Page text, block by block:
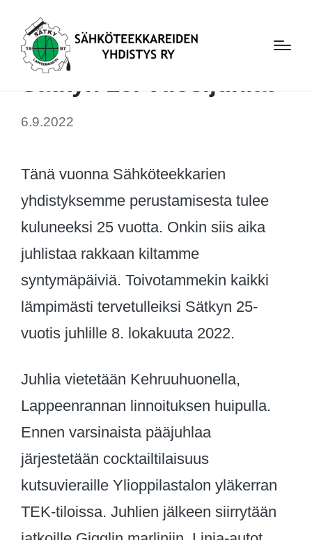
Sätkyn 25. vuosijuhlat
6.9.2022
Tänä vuonna Sähköteekkarien
yhdistyksemme perustamisesta tulee
kuluneeksi 25 vuotta. Onkin siis aika
juhlistaa rakkaan kiltamme
syntymäpäiviä. Toivotammekin kaikki
lämpimästi tervetulleiksi Sätkyn 25-
vuotis juhlille 8. lokakuuta 2022.
Juhlia vietetään Kehruuhuonella,
Lappeenrannan linnoituksen huipulla.
Ennen varsinaista pääjuhlaa
järjestetään cocktailtilaisuus
kutsuvieraille Ylioppilastalon yläkerran
TEK-tiloissa. Juhlien jälkeen siirrytään